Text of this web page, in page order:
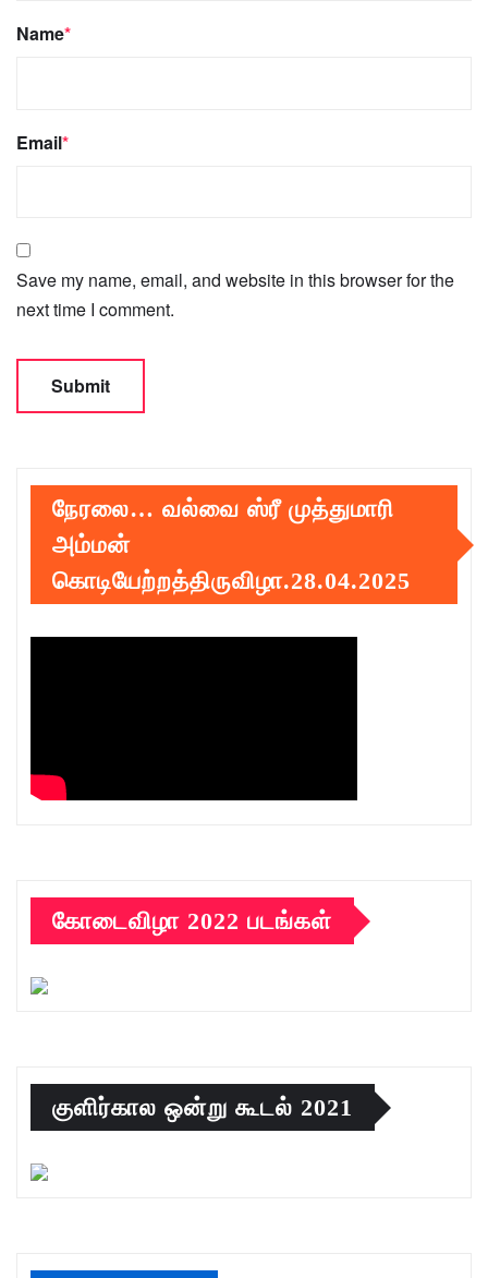
Name*
Email*
Save my name, email, and website in this browser for the
next time I comment.
நேரலை… வல்வை ஸ்ரீ முத்துமாரி
அம்மன்
கொடியேற்றத்திருவிழா.28.04.2025
கோடைவிழா 2022 படங்கள்
குளிர்கால ஒன்று கூடல் 2021